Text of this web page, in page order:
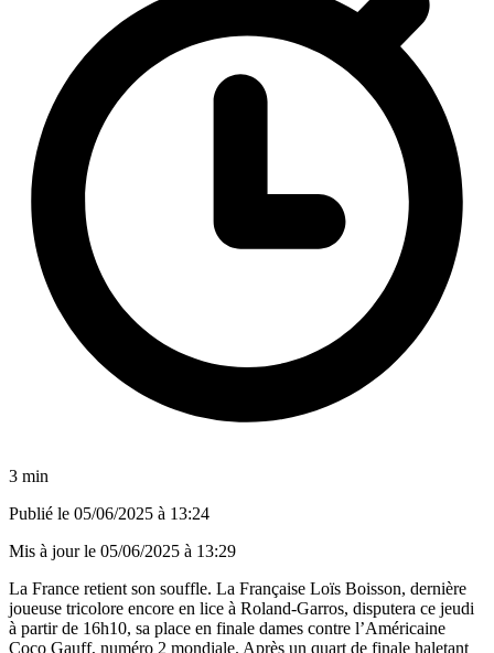
3 min
Publié le 05/06/2025 à 13:24
Mis à jour le 05/06/2025 à 13:29
La France retient son souffle. La Française Loïs Boisson, dernière
joueuse tricolore encore en lice à Roland-Garros, disputera ce jeudi
à partir de 16h10, sa place en finale dames contre l’Américaine
Coco Gauff, numéro 2 mondiale. Après un quart de finale haletant